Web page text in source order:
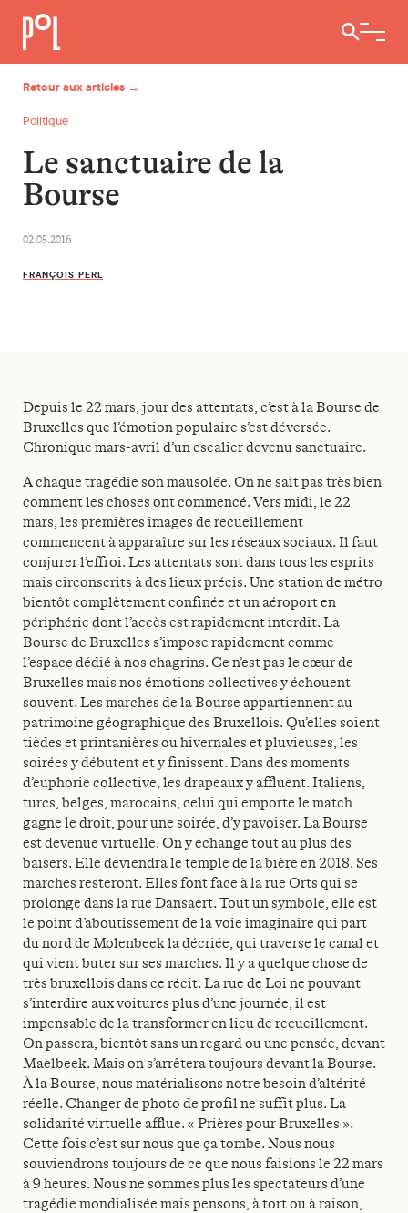
Ouvrir /
Retour aux articles →
Politique
Le sanctuaire de la
Bourse
02.05.2016
FRANÇOIS PERL
Depuis le 22 mars, jour des attentats, c’est à la Bourse de
Bruxelles que l’émotion populaire s’est déversée.
Chronique mars-avril d’un escalier devenu sanctuaire.
A chaque tragédie son mausolée. On ne sait pas très bien
comment les choses ont commencé. Vers midi, le 22
mars, les premières images de recueillement
commencent à apparaître sur les réseaux sociaux. Il faut
conjurer l’effroi. Les attentats sont dans tous les esprits
mais circonscrits à des lieux précis. Une station de métro
bientôt complètement confinée et un aéroport en
périphérie dont l’accès est rapidement interdit. La
Bourse de Bruxelles s’impose rapidement comme
l’espace dédié à nos chagrins. Ce n’est pas le cœur de
Bruxelles mais nos émotions collectives y échouent
souvent. Les marches de la Bourse appartiennent au
patrimoine géographique des Bruxellois. Qu’elles soient
tièdes et printanières ou hivernales et pluvieuses, les
soirées y débutent et y finissent. Dans des moments
d’euphorie collective, les drapeaux y affluent. Italiens,
turcs, belges, marocains, celui qui emporte le match
gagne le droit, pour une soirée, d’y pavoiser. La Bourse
est devenue virtuelle. On y échange tout au plus des
baisers. Elle deviendra le temple de la bière en 2018. Ses
marches resteront. Elles font face à la rue Orts qui se
prolonge dans la rue Dansaert. Tout un symbole, elle est
le point d’aboutissement de la voie imaginaire qui part
du nord de Molenbeek la décriée, qui traverse le canal et
qui vient buter sur ses marches. Il y a quelque chose de
très bruxellois dans ce récit. La rue de Loi ne pouvant
s’interdire aux voitures plus d’une journée, il est
impensable de la transformer en lieu de recueillement.
On passera, bientôt sans un regard ou une pensée, devant
Maelbeek. Mais on s’arrêtera toujours devant la Bourse.
À la Bourse, nous matérialisons notre besoin d’altérité
réelle. Changer de photo de profil ne suffit plus. La
solidarité virtuelle afflue. « Prières pour Bruxelles ».
Cette fois c’est sur nous que ça tombe. Nous nous
souviendrons toujours de ce que nous faisions le 22 mars
à 9 heures. Nous ne sommes plus les spectateurs d’une
tragédie mondialisée mais pensons, à tort ou à raison,